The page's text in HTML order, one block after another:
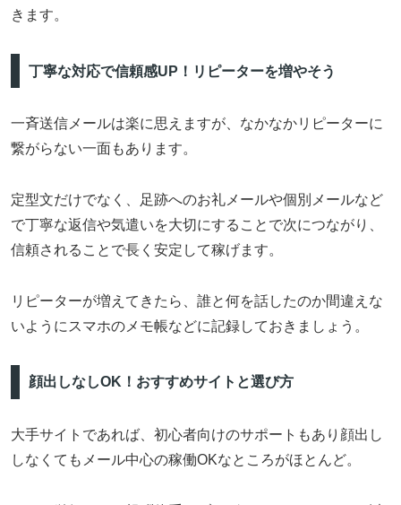
きます。
丁寧な対応で信頼感UP！リピーターを増やそう
一斉送信メールは楽に思えますが、なかなかリピーターに
繋がらない一面もあります。
定型文だけでなく、足跡へのお礼メールや個別メールなど
で丁寧な返信や気遣いを大切にすることで次につながり、
信頼されることで長く安定して稼げます。
リピーターが増えてきたら、誰と何を話したのか間違えな
いようにスマホのメモ帳などに記録しておきましょう。
顔出しなしOK！おすすめサイトと選び方
大手サイトであれば、初心者向けのサポートもあり顔出し
しなくてもメール中心の稼働OKなところがほとんど。